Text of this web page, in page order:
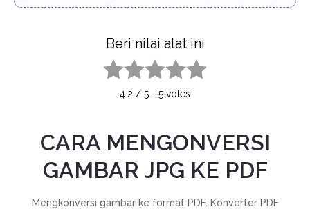
Beri nilai alat ini
4.2 / 5 - 5 votes
CARA MENGONVERSI
GAMBAR JPG KE PDF
Mengkonversi gambar ke format PDF. Konverter PDF